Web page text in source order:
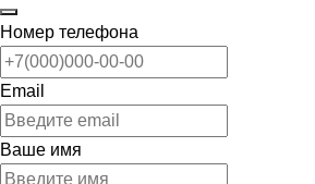
Номер телефона
Email
Ваше имя